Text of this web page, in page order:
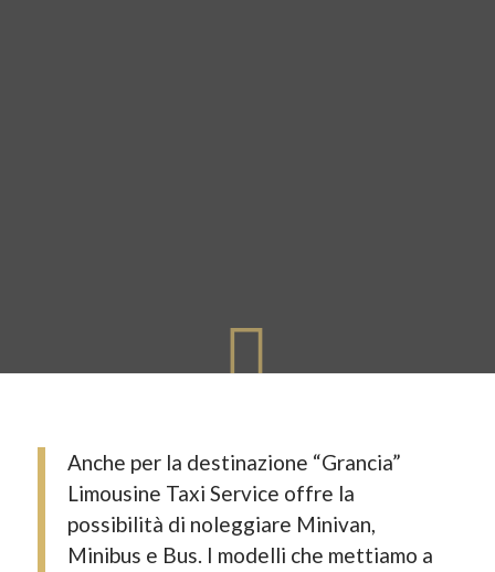
Anche per la destinazione “Grancia”
Limousine Taxi Service offre la
possibilità di noleggiare Minivan,
Minibus e Bus. I modelli che mettiamo a